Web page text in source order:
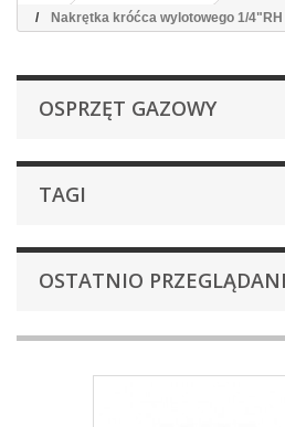
Nakrętka króćca wylotowego 1/4"RH
OSPRZĘT GAZOWY
TAGI
OSTATNIO